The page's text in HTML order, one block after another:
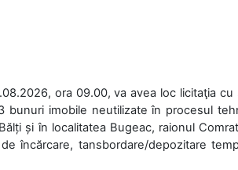
ora 09.00, va avea loc licitaţia cu
imobile neutilizate în procesul
și în localitatea Bugeac, raionul
încărcare, tansbordare/depozitare